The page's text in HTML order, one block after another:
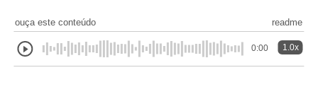
ouça este conteúdo readme
0:00 1.0x